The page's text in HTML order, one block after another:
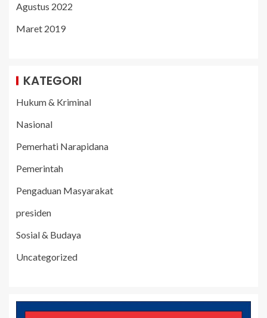
Agustus 2022
Maret 2019
KATEGORI
Hukum & Kriminal
Nasional
Pemerhati Narapidana
Pemerintah
Pengaduan Masyarakat
presiden
Sosial & Budaya
Uncategorized